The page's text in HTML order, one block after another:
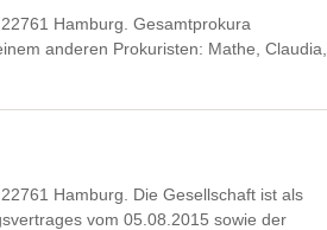
Hamburg. Gesamtprokura
anderen Prokuristen: Mathe, Claudia,
Hamburg. Die Gesellschaft ist als
vom 05.08.2015 sowie der